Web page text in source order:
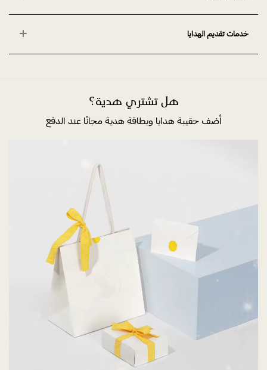
خدمات تقديم الهدايا
هل تشتري هدية؟
أضف حقيبة هدايا وبطاقة هدية مجانًا عند الدفع